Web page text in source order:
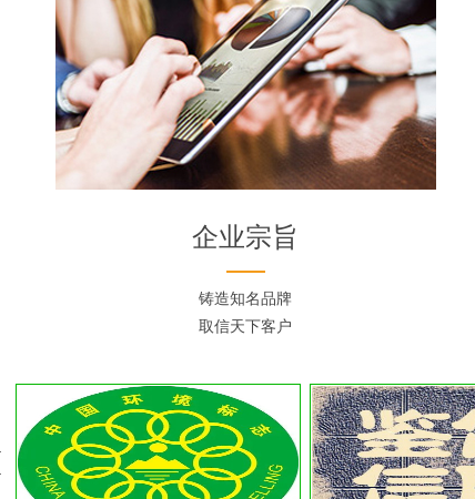
企业宗旨
铸造知名品牌
取信天下客户